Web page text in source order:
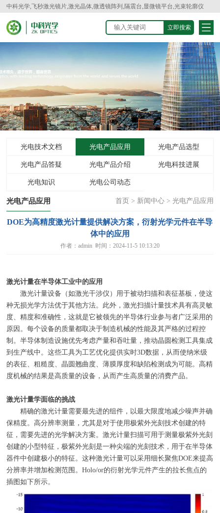
中科光学,飞秒激光镜片,激光晶体,微透镜阵列,隔震台,显微镜平台,光束轮廓仪
光电技术文档 光电产品应用 光电产品选型
光电产品答疑 光电产品介绍 光电科技进展
光电知识 光电公司动态
光电产品应用 首页 > 新闻中心> 光电产品应用
DOE为高精度激光计量提供解决方案，衍射光学元件在半导
体中的应用
作者：admin 时间：2024-11-5 10:13:20
激光计量在半导体工业中的应用
激光计量设备（如激光干涉仪）用于被动扫描和表征基板，使这
种无损光学方法优于其他方法。此外，激光扫描计量技术具有高灵敏
度、精度和准确性，这就是它被领先的半导体行业参与者广泛采用的
原因。每个设备的质量都取决于制造机械的性能及其严格的过程控
制。半导体制造设施优先考虑产量和吞吐量，推动晶圆检测工具集成
到生产线中。这些工具为工艺优化提供实时3D数据，从而使纳米级
的表征、粗糙度、晶圆翘曲度、薄膜厚度和缺陷检测成为可能。高精
度机械的结果是高质量的设备，从而产生高质量的消费产品。
激光计量学面临的挑战
精确的激光计量需要最先进的组件，以最大限度地减少噪声并确
保精度。高分辨率测量，尤其是对于使用极紫外光刻技术创建的特
征，需要先进的光学解决方案。激光计量扫描可用于测量极紫外光刻
创建的小型特征，极紫外光刻是一种尖端的光刻技术，用于在半导体
器件中创建极小的特征。这种激光计量可以采用细长聚焦DOE来提高
分辨率并增加检测范围。Holo/or的衍射光学元件产生的拉长焦点的
插图如下所示。